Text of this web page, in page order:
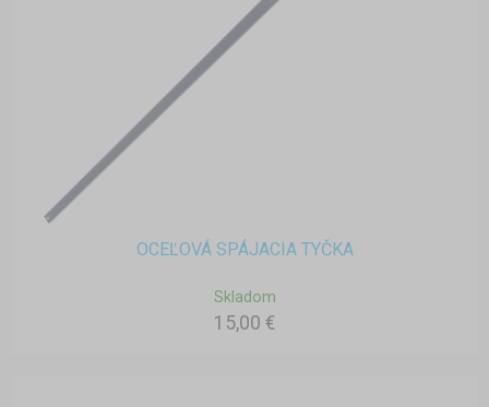
OCEĽOVÁ SPÁJACIA TYČKA
Skladom
15,00 €